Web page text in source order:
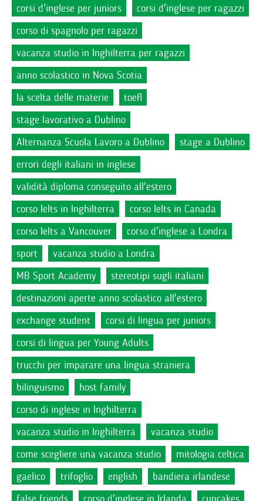
corsi d'inglese per juniors
corsi d'inglese per ragazzi
corso di spagnolo per ragazzi
vacanza studio in Inghilterra per ragazzi
anno scolastico in Nova Scotia
la scelta delle materie
toefl
stage lavorativo a Dublino
Alternanza Scuola Lavoro a Dublino
stage a Dublino
errori degli italiani in inglese
validità diploma conseguito all'estero
corso Ielts in Inghilterra
corso Ielts in Canada
corso Ielts a Vancouver
corso d'inglese a Londra
sport
vacanza studio a Londra
MB Sport Academy
stereotipi sugli italiani
destinazioni aperte anno scolastico all'estero
exchange student
corsi di lingua per juniors
corsi di lingua per Young Adults
trucchi per imparare una lingua straniera
bilinguismo
host family
corso di inglese in Inghilterra
vacanza studio in Inghilterra
vacanza studio
come scegliere una vacanza studio
mitologia celtica
gaelico
trifoglio english
bandiera irlandese